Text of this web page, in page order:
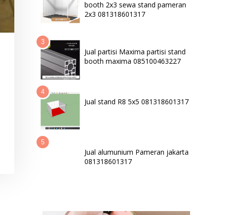
booth 2x3 sewa stand pameran
2x3 081318601317
Jual partisi Maxima partisi stand
booth maxima 085100463227
Jual stand R8 5x5 081318601317
Jual alumunium Pameran jakarta
081318601317